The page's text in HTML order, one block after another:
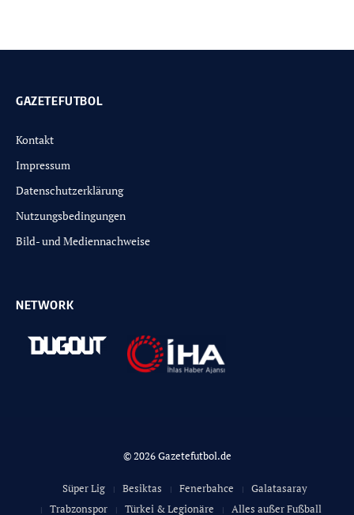
GAZETEFUTBOL
Kontakt
Impressum
Datenschutzerklärung
Nutzungsbedingungen
Bild- und Mediennachweise
NETWORK
© 2026 Gazetefutbol.de
Süper Lig Besiktas Fenerbahce
Galatasaray
Trabzonspor
Türkei & Legionäre Alles außer Fußball